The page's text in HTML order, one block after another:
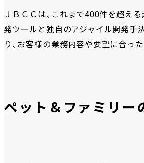
ＪＢＣＣは、これまで400件を超え
発ツールと独自のアジャイル開発手
り、お客様の業務内容や要望に合っ
ペット＆ファミリー